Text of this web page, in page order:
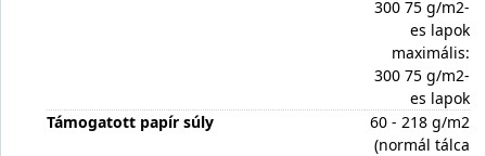
300 75 g/m2-
es lapok
maximális:
300 75 g/m2-
es lapok
Támogatott papír súly
60 - 218 g/m2
(normál tálca